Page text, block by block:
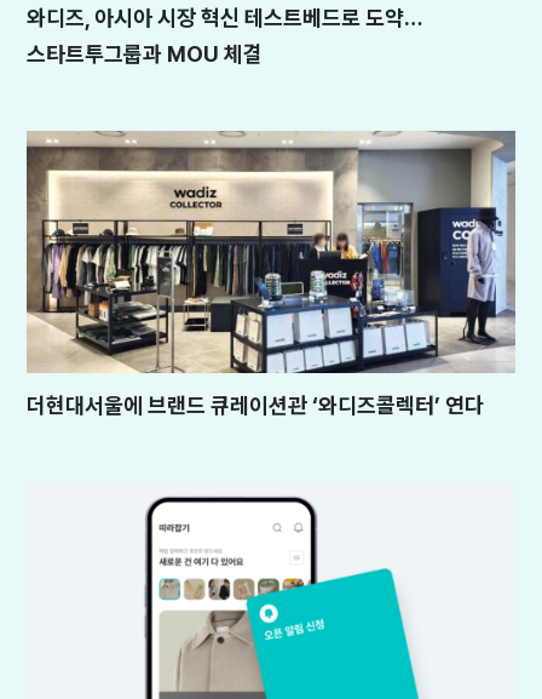
와디즈, 아시아 시장 혁신 테스트베드로 도약…
스타트투그룹과 MOU 체결
더현대서울에 브랜드 큐레이션관 ‘와디즈콜렉터’ 연다